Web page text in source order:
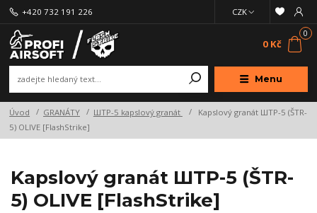
Menu
CZK
+420 732 191 226
0
0 Kč
Úvod GRANÁTY ШТР-5 kapslový granát
Kapslový granát ШТР-5 (ŠTR-
5) OLIVE [FlashStrike]
Kapslový granát ШТР-5 (ŠTR-
5) OLIVE [FlashStrike]